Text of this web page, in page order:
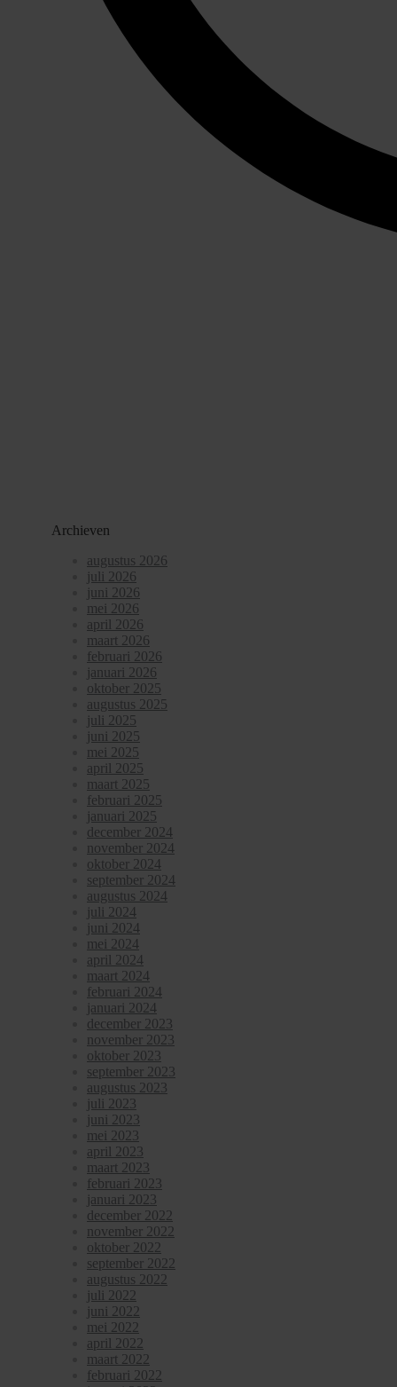
Archieven
augustus 2026
juli 2026
juni 2026
mei 2026
april 2026
maart 2026
februari 2026
januari 2026
oktober 2025
augustus 2025
juli 2025
juni 2025
mei 2025
april 2025
maart 2025
februari 2025
januari 2025
december 2024
november 2024
oktober 2024
september 2024
augustus 2024
juli 2024
juni 2024
mei 2024
april 2024
maart 2024
februari 2024
januari 2024
december 2023
november 2023
oktober 2023
september 2023
augustus 2023
juli 2023
juni 2023
mei 2023
april 2023
maart 2023
februari 2023
januari 2023
december 2022
november 2022
oktober 2022
september 2022
augustus 2022
juli 2022
juni 2022
mei 2022
april 2022
maart 2022
februari 2022